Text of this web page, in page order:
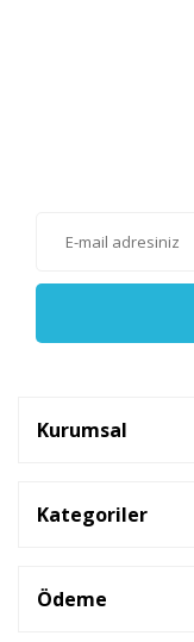
Kurumsal
Kategoriler
Ödeme